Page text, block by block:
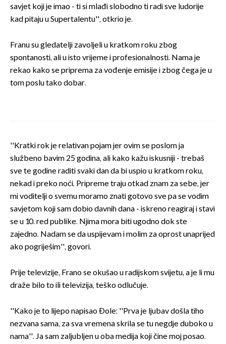
savjet koji je imao - ti si mlađi slobodno ti radi sve ludorije
kad pitaju u Supertalentu'', otkrio je.
Franu su gledatelji zavoljeli u kratkom roku zbog
spontanosti, ali u isto vrijeme i profesionalnosti. Nama je
rekao kako se priprema za vođenje emisije i zbog čega je u
tom poslu tako dobar.
''Kratki rok je relativan pojam jer ovim se poslom ja
službeno bavim 25 godina, ali kako kažu iskusniji - trebaš
sve te godine raditi svaki dan da bi uspio u kratkom roku,
nekad i preko noći. Pripreme traju otkad znam za sebe, jer
mi voditelji o svemu moramo znati gotovo sve pa se vodim
savjetom koji sam dobio davnih dana - iskreno reagiraj i stavi
se u 10. red publike. Njima mora biti ugodno dok ste
zajedno. Nadam se da uspijevam i molim za oprost unaprijed
ako pogriješim'', govori.
Prije televizije, Frano se okušao u radijskom svijetu, a je li mu
draže bilo to ili televizija, teško odlučuje.
''Kako je to lijepo napisao Ðole: ''Prva je ljubav došla tiho
nezvana sama, za sva vremena skrila se tu negdje duboko u
nama''. Ja sam zaljubljen u oba medija koji čine moj posao.